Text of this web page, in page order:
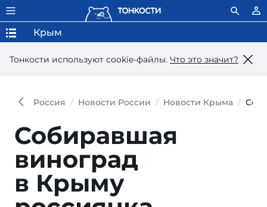
Тонкости используют сookie-файлы. Что это значит?
Крым
Россия Новости России Новости Крыма
Собиравшая
виноград
в Крыму